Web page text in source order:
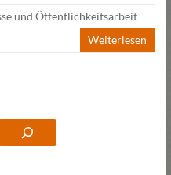
und Öffentlichkeitsarbeit
Weiterlesen